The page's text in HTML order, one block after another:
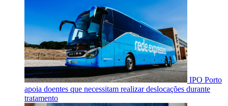
IPO Porto
apoia doentes que necessitam realizar deslocações durante
tratamento